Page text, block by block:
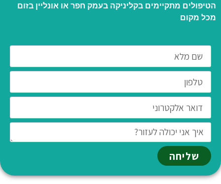
הטיפולים מתקיימים בקליניקה בעמק חפר או אונליין בזום
מכל מקום
שליחה